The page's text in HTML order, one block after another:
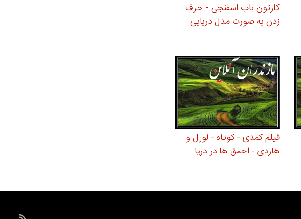
کارتون باب اسفنجی - حرف
زدن به صورت مدل دریایی
فیلم کمدی - کوتاه - لورل و
هاردی - احمق ها در دریا